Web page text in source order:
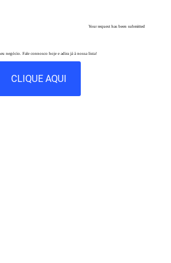
Your request has been submitted
negócio. Fale connosco hoje e adira já à nossa lista!
CLIQUE AQUI